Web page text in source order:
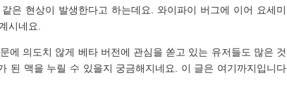
은 현상이 발생한다고 하는데요. 와이파이 버그에 이어 요세미
시네요.
에 의도치 않게 베타 버전에 관심을 쏟고 있는 유저들도 많은 것
된 맥을 누릴 수 있을지 궁금해지네요. 이 글은 여기까지입니다